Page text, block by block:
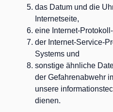
das Datum und die
Internetseite,
eine Internet-
der Internet-Service-
Systems und
sonstige ähnliche
der Gefahrenabwehr
unsere
dienen.